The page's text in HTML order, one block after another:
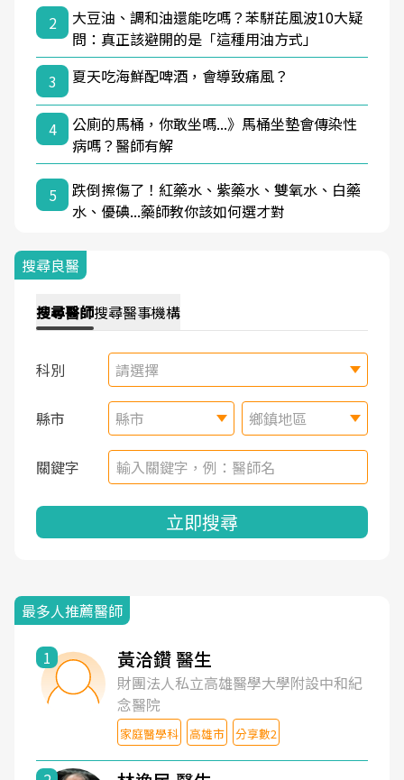
2
大豆油、調和油還能吃嗎？苯駢芘風波10大疑
問：真正該避開的是「這種用油方式」
3
夏天吃海鮮配啤酒，會導致痛風？
4
公廁的馬桶，你敢坐嗎...》馬桶坐墊會傳染性
病嗎？醫師有解
5
跌倒擦傷了！紅藥水、紫藥水、雙氧水、白藥
水、優碘...藥師教你該如何選才對
搜尋良醫
搜尋醫師搜尋醫事機構
科別 請選擇
縣市 縣市 鄉鎮地區
關鍵字
立即搜尋
最多人推薦醫師
1 黃洽鑽 醫生
財團法人私立高雄醫學大學附設中和紀
念醫院
家庭醫學科 高雄市 分享數2